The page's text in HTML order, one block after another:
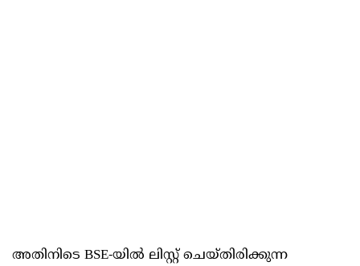
അതിനിടെ BSE-യിൽ ലിസ്റ്റ് ചെയ്തിരിക്കുന്ന